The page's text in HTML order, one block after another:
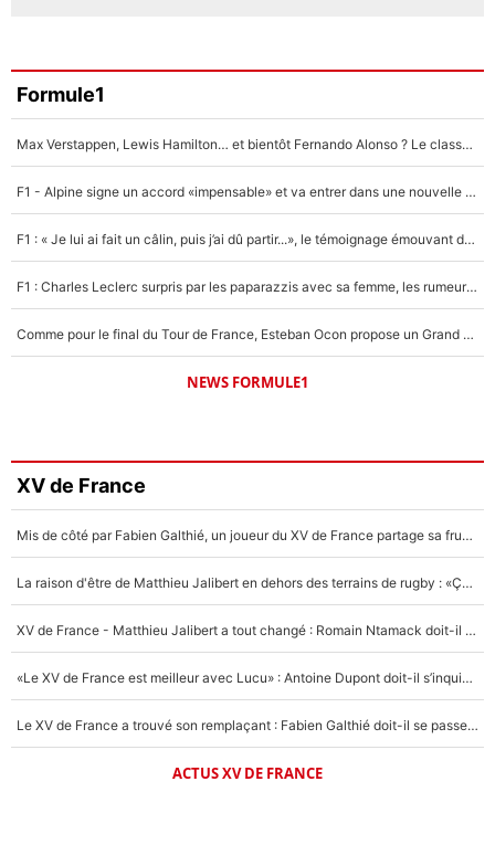
Formule1
Max Verstappen, Lewis Hamilton… et bientôt Fernando Alonso ? Le classement des pilotes les mieux payés en Formule 1 risque de changer !
F1 - Alpine signe un accord «impensable» et va entrer dans une nouvelle dimension : Grande nouvelle pour Pierre Gasly !
F1 : « Je lui ai fait un câlin, puis j’ai dû partir...», le témoignage émouvant de Max Verstappen sur sa fille
F1 : Charles Leclerc surpris par les paparazzis avec sa femme, les rumeurs étaient vraies !
Comme pour le final du Tour de France, Esteban Ocon propose un Grand Prix de Formule 1 à Paris : «Autour de l’Arc de Triomphe, ce serait génial» !
NEWS FORMULE1
XV de France
Mis de côté par Fabien Galthié, un joueur du XV de France partage sa frustration : «ils ne me l’ont pas dit tout de suite»
La raison d'être de Matthieu Jalibert en dehors des terrains de rugby : «Ça m'atteint autant que si tu touches à un membre de ma famille»
XV de France - Matthieu Jalibert a tout changé : Romain Ntamack doit-il s’inquiéter pour sa place à un an de la Coupe du monde ?
«Le XV de France est meilleur avec Lucu» : Antoine Dupont doit-il s’inquiéter pour sa place ?
Le XV de France a trouvé son remplaçant : Fabien Galthié doit-il se passer d'Antoine Dupont ?
ACTUS XV DE FRANCE